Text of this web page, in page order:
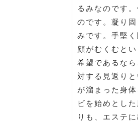
るみなのです
のです。凝り
みです。手堅
顔がむくむと
希望であるな
対する見返り
が溜まった身
ビを始めとし
りも、エステ